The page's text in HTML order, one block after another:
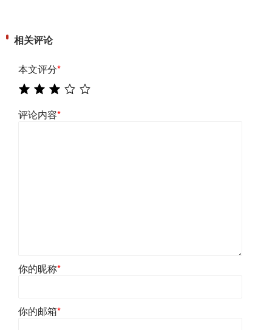
相关评论
本文评分*
评论内容*
你的昵称*
你的邮箱*